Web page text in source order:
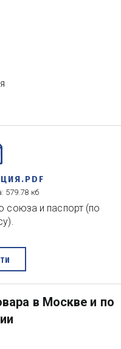
579.78 кб
союза и паспорт (по
в Москве и по